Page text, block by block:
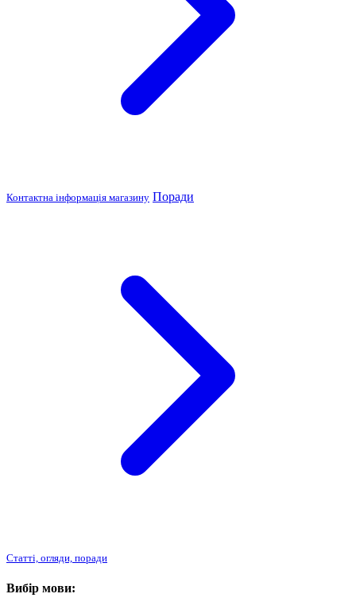
Контактна інформація магазину Поради
Статті, огляди, поради
Вибір мови: